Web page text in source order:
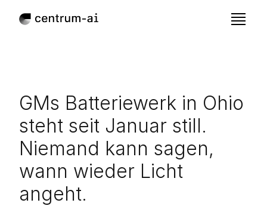
GMs Batteriewerk in Ohio
steht seit Januar still.
Niemand kann sagen,
wann wieder Licht
angeht.